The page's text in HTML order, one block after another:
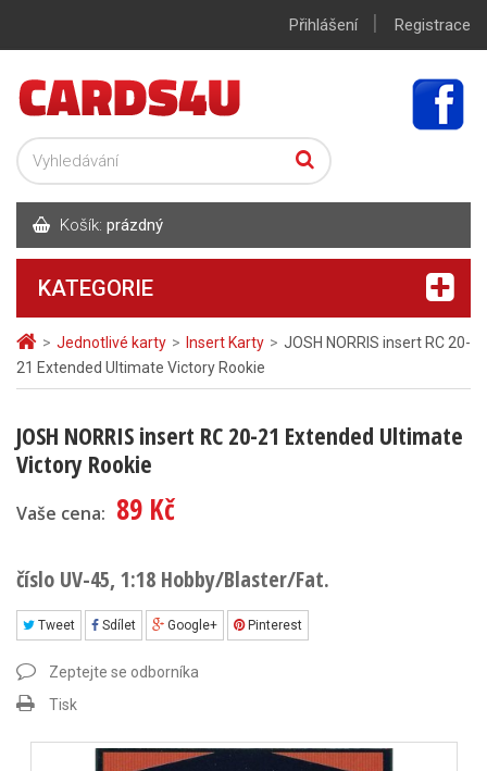
> Jednotlivé karty > Insert Karty > JOSH NORRIS insert RC 20-
21 Extended Ultimate Victory Rookie
JOSH NORRIS insert RC 20-21 Extended Ultimate
Victory Rookie
Vaše cena: 89 Kč
číslo UV-45, 1:18 Hobby/Blaster/Fat.
Tweet Sdílet Google+ Pinterest
Zeptejte se odborníka
Tisk
Přihlášení | Registrace
Košík: prázdný
KATEGORIE